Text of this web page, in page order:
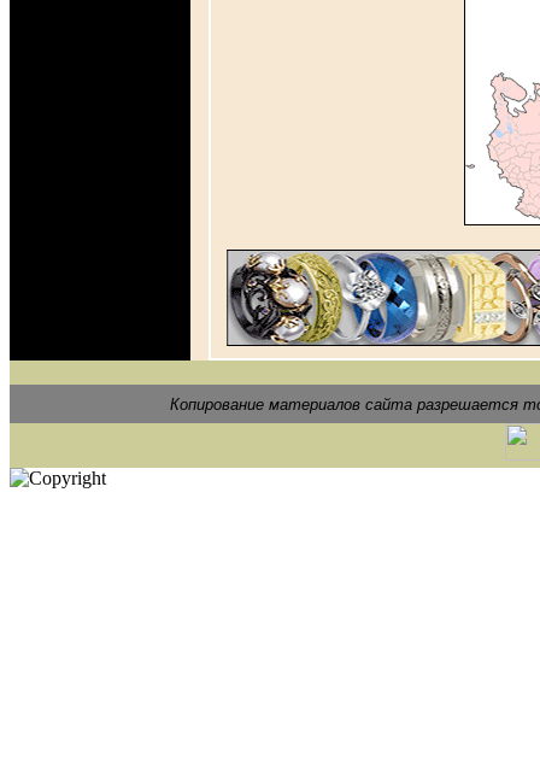
Копирование материалов сайта разрешается